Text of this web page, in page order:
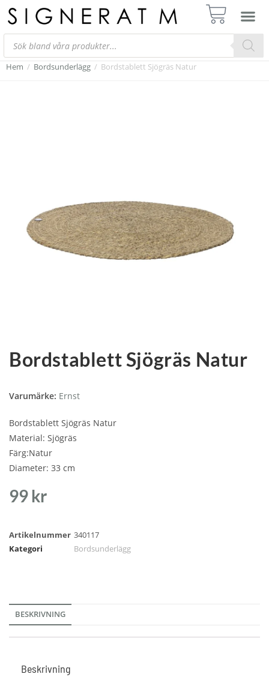
Hem / Bordsunderlägg / Bordstablett Sjögräs Natur
Bordstablett Sjögräs Natur
Varumärke: Ernst
Bordstablett Sjögräs Natur
Material: Sjögräs
Färg:Natur
Diameter: 33 cm
99 kr
Artikelnummer 340117
Kategori
Bordsunderlägg
BESKRIVNING
Beskrivning